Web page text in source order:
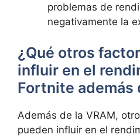
problemas de
negativamente la
¿Qué otros
influir en el
Fortnite además
Además de la VRAM,
pueden influir en el